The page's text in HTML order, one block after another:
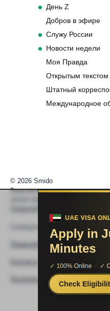
День Z
Добров в эфире
Служу России
Новости недели
Моя Правда
Открытым текстом
Штатный
Международное
© 2026 Smido
Видеоматериалы встраиваются
Видео не
Правообладателям
Политика конфиденциальности